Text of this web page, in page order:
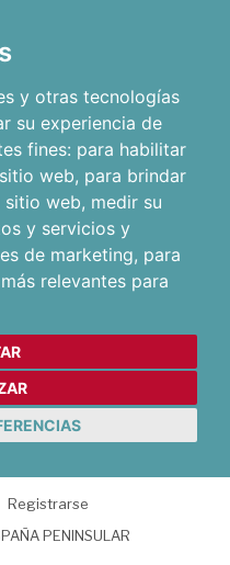
y otras tecnologías
su experiencia de
fines: para habilitar
web, para brindar
sitio web, medir su
y servicios y
de marketing, para
relevantes para
Registrarse
PENINSULAR